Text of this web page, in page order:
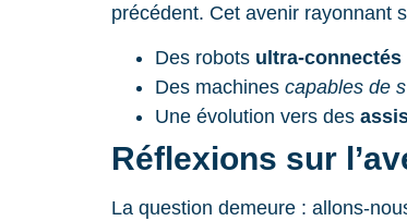
précédent. Cet avenir rayonnant
Des robots ultra-connectés
Des machines capables de
Une évolution vers des
Réflexions sur
La question demeure : allons-